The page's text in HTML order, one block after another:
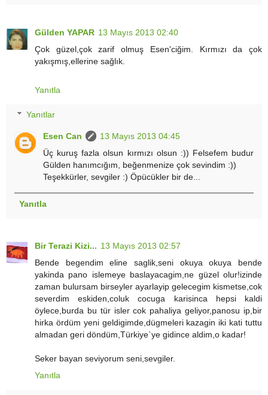
Gülden YAPAR 13 Mayıs 2013 02:40
Çok güzel,çok zarif olmuş Esen'ciğim. Kırmızı da çok
yakışmış,ellerine sağlık.
Yanıtla
Yanıtlar
Esen Can
13 Mayıs 2013 04:45
Üç kuruş fazla olsun kırmızı olsun :)) Felsefem budur
Gülden hanımcığım, beğenmenize çok sevindim :))
Teşekkürler, sevgiler :) Öpücükler bir de...
Yanıtla
Bir Terazi Kizi... 13 Mayıs 2013 02:57
Bende begendim eline saglik,seni okuya okuya bende
yakinda pano islemeye baslayacagim,ne güzel olur!izinde
zaman bulursam birseyler ayarlayip gelecegim kismetse,cok
severdim eskiden,coluk cocuga karisinca hepsi kaldi
öylece,burda bu tür isler cok pahaliya geliyor,panosu ip,bir
hirka ördüm yeni geldigimde,dügmeleri kazagin iki kati tuttu
almadan geri döndüm,Türkiye`ye gidince aldim,o kadar!
Seker bayan seviyorum seni,sevgiler.
Yanıtla